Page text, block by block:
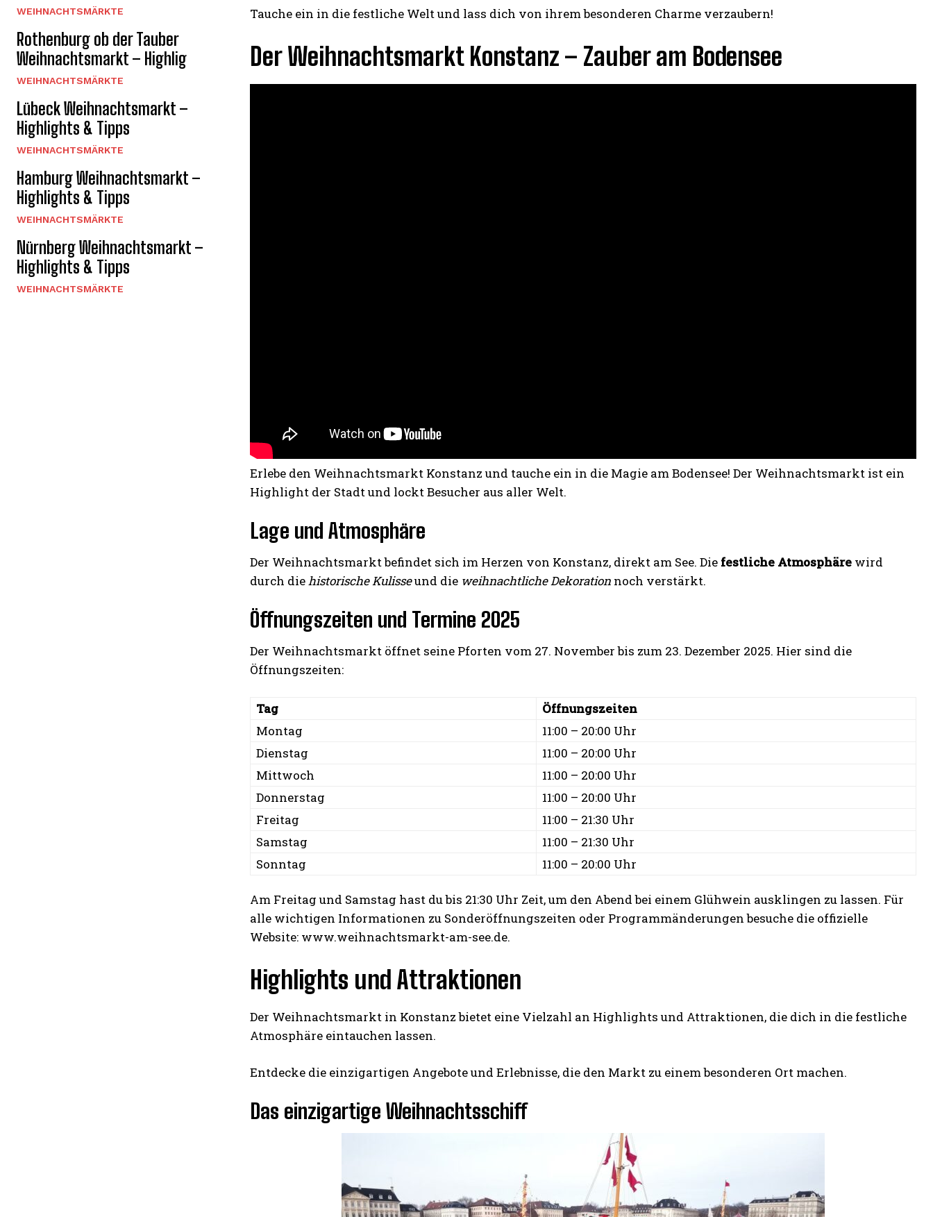
WEIHNACHTSMÄRKTE
Rothenburg ob der Tauber
Weihnachtsmarkt – Highlig
WEIHNACHTSMÄRKTE
Lübeck Weihnachtsmarkt –
Highlights & Tipps
WEIHNACHTSMÄRKTE
Hamburg Weihnachtsmarkt –
Highlights & Tipps
WEIHNACHTSMÄRKTE
Nürnberg Weihnachtsmarkt –
Highlights & Tipps
WEIHNACHTSMÄRKTE
Tauche ein in die festliche Welt und lass dich von ihrem besonderen Charme verzaubern!
Der Weihnachtsmarkt Konstanz – Zauber am Bodensee
Erlebe den Weihnachtsmarkt Konstanz und tauche ein in die Magie am Bodensee! Der Weihnachtsmarkt ist ein
Highlight der Stadt und lockt Besucher aus aller Welt.
Lage und Atmosphäre
Der Weihnachtsmarkt befindet sich im Herzen von Konstanz, direkt am See. Die festliche Atmosphäre wird
durch diehistorische Kulisseund die weihnachtliche Dekoration noch verstärkt.
Öffnungszeiten und Termine 2025
Der Weihnachtsmarkt öffnet seine Pforten vom 27. November bis zum 23. Dezember 2025. Hier sind die
Öffnungszeiten:
Tag
Öffnungszeiten
Montag
11:00 – 20:00 Uhr
Dienstag
11:00 – 20:00 Uhr
Mittwoch
11:00 – 20:00 Uhr
Donnerstag
11:00 – 20:00 Uhr
Freitag
11:00 – 21:30 Uhr
Samstag
11:00 – 21:30 Uhr
Sonntag
11:00 – 20:00 Uhr
Am Freitag und Samstag hast du bis 21:30 Uhr Zeit, um den Abend bei einem Glühwein ausklingen zu lassen. Für
alle wichtigen Informationen zu Sonderöffnungszeiten oder Programmänderungen besuche die offizielle
Website: www.weihnachtsmarkt-am-see.de.
Highlights und Attraktionen
Der Weihnachtsmarkt in Konstanz bietet eine Vielzahl an Highlights und Attraktionen, die dich in die festliche
Atmosphäre eintauchen lassen.
Entdecke die einzigartigen Angebote und Erlebnisse, die den Markt zu einem besonderen Ort machen.
Das einzigartige Weihnachtsschiff